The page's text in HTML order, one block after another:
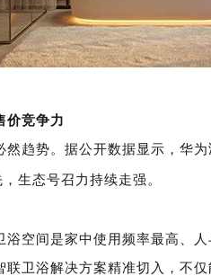
价竞争力
趋势。据公开数据显示，华为
生态号召力持续走强。
浴空间是家中使用频率最高、
联卫浴解决方案精准切入，不